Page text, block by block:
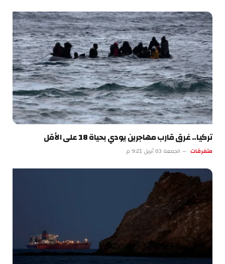
تركيا.. غرق قارب مهاجرين يودي بحياة 18 على الأقل
متفرقات الجمعة 03 أبريل 9:21 م